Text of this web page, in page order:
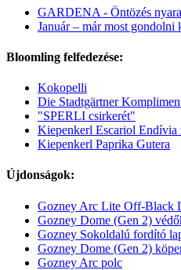
GARDENA - Öntözés
Január – már most gondolni
Bloomling felfedezése:
Kokopelli
Die Stadtgärtner
"SPERLI csirkerét"
Kiepenkerl Escariol Endívia
Kiepenkerl Paprika Gutera
Újdonságok:
Gozney Arc Lite Off-Black
Gozney Dome (Gen 2)
Gozney Sokoldalú fordító
Gozney Dome (Gen 2)
Gozney Arc polc